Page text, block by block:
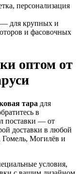
персонализация
— для крупных и
и фасовочных
оптом от
тара для
в
поставки — от
доставки в любой
Гомель, Могилёв и
условия,